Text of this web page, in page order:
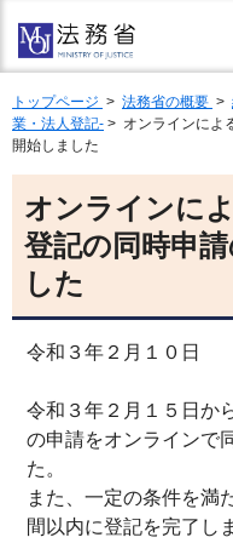
トップページ > 法務省の概要 >
業・法人登記- > オンラインによ
開始しました
オンラインに
登記の同時申
した
令和３年２月１０日
令和３年２月１５日か
の申請をオンラインで
た。
また、一定の条件を満
間以内に登記を完了し